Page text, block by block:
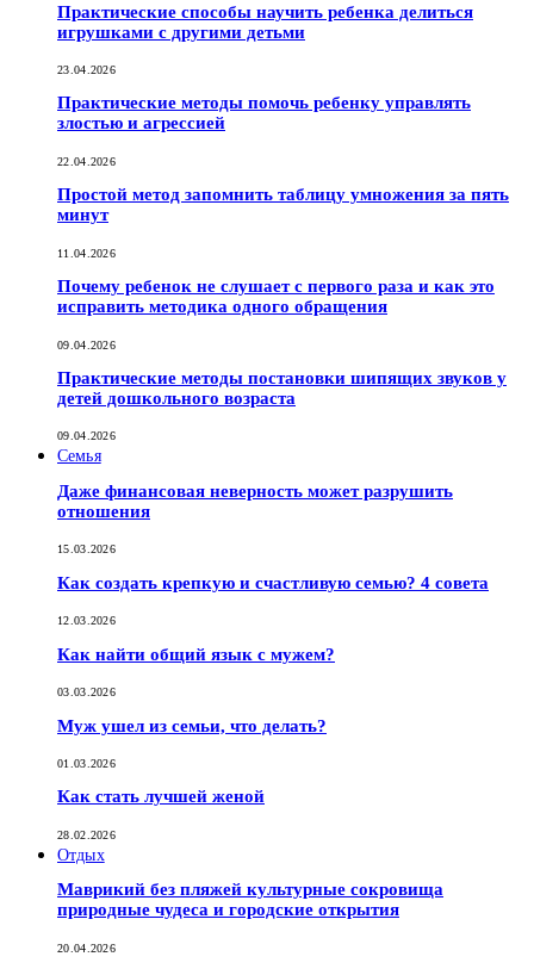
Практические способы научить ребенка делиться
игрушками с другими детьми
23.04.2026
Практические методы помочь ребенку управлять
злостью и агрессией
22.04.2026
Простой метод запомнить таблицу умножения за пять
минут
11.04.2026
Почему ребенок не слушает с первого раза и как это
исправить методика одного обращения
09.04.2026
Практические методы постановки шипящих звуков у
детей дошкольного возраста
09.04.2026
Семья
Даже финансовая неверность может разрушить
отношения
15.03.2026
Как создать крепкую и счастливую семью? 4 совета
12.03.2026
Как найти общий язык с мужем?
03.03.2026
Муж ушел из семьи, что делать?
01.03.2026
Как стать лучшей женой
28.02.2026
Отдых
Маврикий без пляжей культурные сокровища
природные чудеса и городские открытия
20.04.2026